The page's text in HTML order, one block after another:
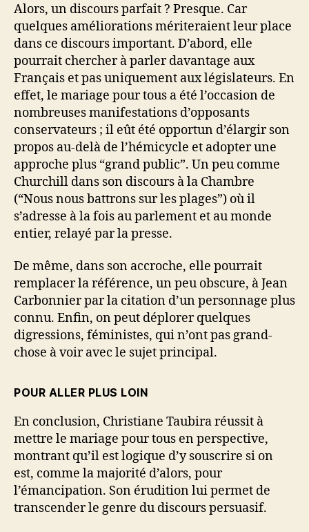
Alors, un discours parfait ? Presque. Car
quelques améliorations mériteraient leur place
dans ce discours important. D’abord, elle
pourrait chercher à parler davantage aux
Français et pas uniquement aux législateurs. En
effet, le mariage pour tous a été l’occasion de
nombreuses manifestations d’opposants
conservateurs ; il eût été opportun d’élargir son
propos au-delà de l’hémicycle et adopter une
approche plus “grand public”. Un peu comme
Churchill dans son discours à la Chambre
(“Nous nous battrons sur les plages”) où il
s’adresse à la fois au parlement et au monde
entier, relayé par la presse.
De même, dans son accroche, elle pourrait
remplacer la référence, un peu obscure, à Jean
Carbonnier par la citation d’un personnage plus
connu. Enfin, on peut déplorer quelques
digressions, féministes, qui n’ont pas grand-
chose à voir avec le sujet principal.
POUR ALLER PLUS LOIN
En conclusion, Christiane Taubira réussit à
mettre le mariage pour tous en perspective,
montrant qu’il est logique d’y souscrire si on
est, comme la majorité d’alors, pour
l’émancipation. Son érudition lui permet de
transcender le genre du discours persuasif.